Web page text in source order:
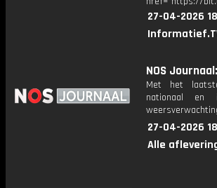
27-04-2026
NOS
Met het
nationaal en
27-04-2026
Alle